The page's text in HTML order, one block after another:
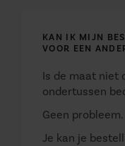
KAN IK MIJN
VOOR EEN
Is de maat niet
ondertussen
Geen probleem.
Je kan je